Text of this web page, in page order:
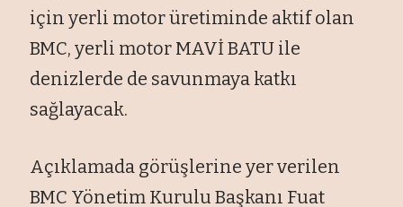
için yerli motor üretiminde aktif olan
BMC, yerli motor MAVİ BATU ile
denizlerde de savunmaya katkı
sağlayacak.
Açıklamada görüşlerine yer verilen
BMC Yönetim Kurulu Başkanı Fuat